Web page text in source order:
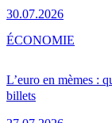
30.07.2026
L’euro en mèmes :
billets
ÉCONOMIE